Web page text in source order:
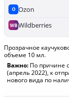
O Ozon
WBWildberries
Прозрачное
объеме 10 мл.
Важно: По причине
(апрель 2022), к
нового вида по